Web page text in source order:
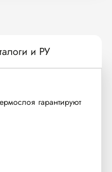
и РУ
гарантируют